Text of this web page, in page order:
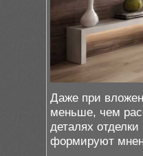
Даже при
меньше, чем
деталях
формируют